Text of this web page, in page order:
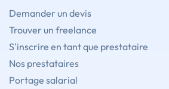
Demander un devis
Trouver un freelance
S'inscrire en tant que prestataire
Nos prestataires
Portage salarial